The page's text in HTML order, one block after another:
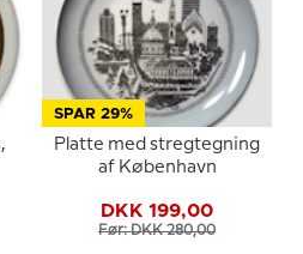
SPAR 29%
Platte med stregtegning
af København
DKK 199,00
Før: DKK 280,00